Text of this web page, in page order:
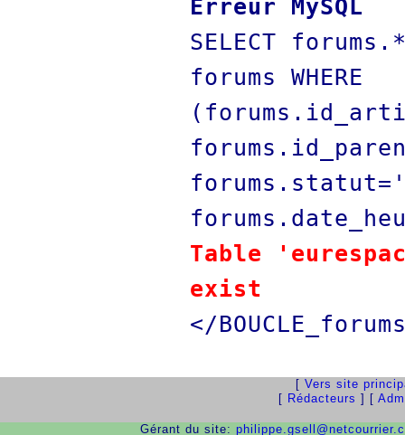
Erreur MySQL
SELECT
forums WHERE
Table
exist
</
[ Vers site
[ Rédacteurs ] [
Gérant du site: